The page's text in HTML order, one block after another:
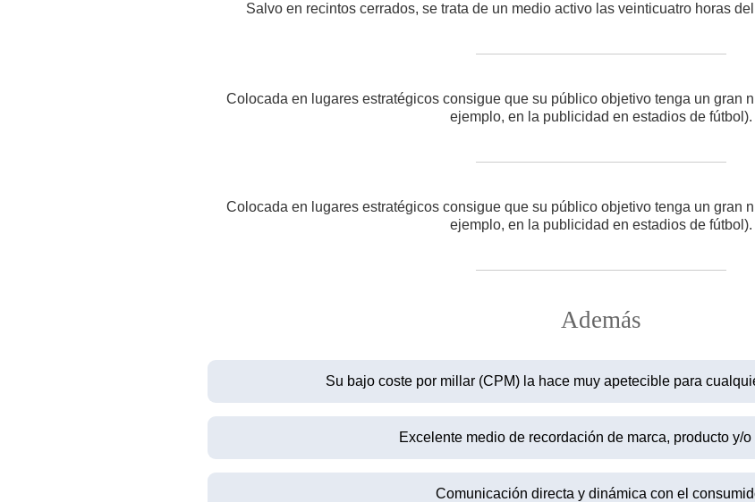
Salvo en recintos cerrados, se trata de un medio activo las veinticuatro horas
Colocada en lugares estratégicos consigue que su público objetivo tenga un gran
ejemplo, en la publicidad en estadios de fútbol).
Colocada en lugares estratégicos consigue que su público objetivo tenga un gran
ejemplo, en la publicidad en estadios de fútbol).
Además
Su bajo coste por millar (CPM) la hace muy apetecible para
Excelente medio de recordación de marca, producto y/
Comunicación directa y dinámica con el